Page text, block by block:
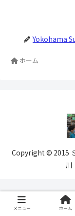
Yokohama
ホーム
Copyright © 2015
メニュー ホーム